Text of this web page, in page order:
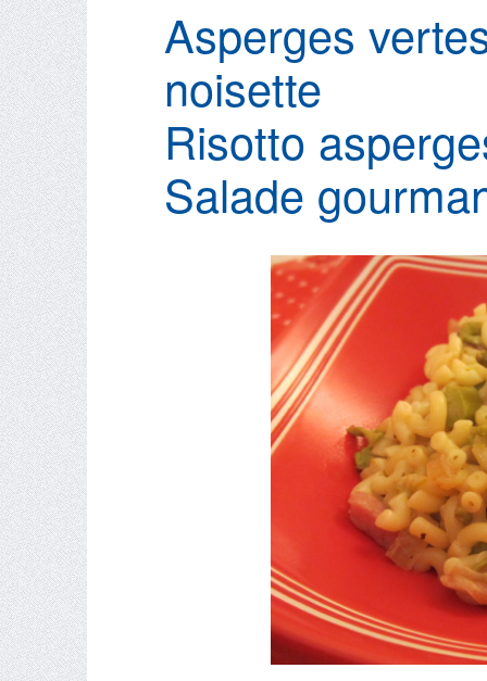
Asperges
noisette
Risotto
Salade